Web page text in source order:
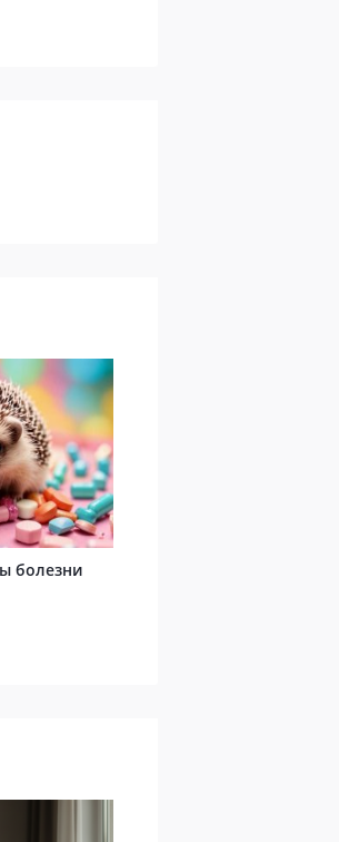
болезни